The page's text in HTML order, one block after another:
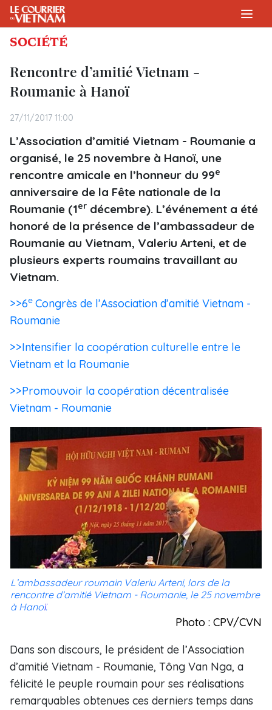
SOCIÉTÉ
Rencontre d’amitié Vietnam -
Roumanie à Hanoï
27/11/2017 11:00
L’Association d’amitié Vietnam - Roumanie a
organisé, le 25 novembre à Hanoï, une
rencontre amicale en l’honneur du 99e
anniversaire de la Fête nationale de la
Roumanie (1er décembre). L’événement a été
honoré de la présence de l’ambassadeur de
Roumanie au Vietnam, Valeriu Arteni, et de
plusieurs experts roumains travaillant au
Vietnam.
>>6e Congrès de l’Association d’amitié Vietnam -
Roumanie
>>Intensifier la coopération culturelle entre le
Vietnam et la Roumanie
>>Promouvoir la coopération décentralisée
Vietnam - Roumanie
L’ambassadeur roumain Valeriu Arteni, lors de la
rencontre d’amitié Vietnam - Roumanie, le 25 novembre
à Hanoï.
Photo : CPV/CVN
Dans son discours, le président de l’Association
d’amitié Vietnam - Roumanie, Tông Van Nga, a
félicité le peuple roumain pour ses réalisations
remarquables obtenues ces derniers temps dans